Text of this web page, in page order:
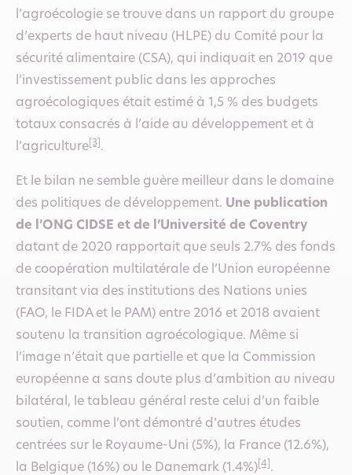
l’agroécologie se trouve dans un rapport du groupe
d’experts de haut niveau (HLPE) du Comité pour la
sécurité alimentaire (CSA), qui indiquait en 2019 que
l’investissement public dans les approches
agroécologiques était estimé à 1,5 % des budgets
totaux consacrés à l’aide au développement et à
l’agriculture [3] .
Et le bilan ne semble guère meilleur dans le domaine
des politiques de développement. Une publication
de l’ONG CIDSE et de l’Université de Coventry
datant de 2020 rapportait que seuls 2.7% des fonds
de coopération multilatérale de l’Union européenne
transitant via des institutions des Nations unies
(FAO, le FIDA et le PAM) entre 2016 et 2018 avaient
soutenu la transition agroécologique. Même si
l’image n’était que partielle et que la Commission
européenne a sans doute plus d’ambition au niveau
bilatéral, le tableau général reste celui d’un faible
soutien, comme l’ont démontré d’autres études
centrées sur le Royaume-Uni (5%), la France (12.6%),
la Belgique (16%) ou le Danemark (1.4%) [4] .